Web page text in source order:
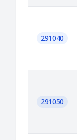
291040
291050